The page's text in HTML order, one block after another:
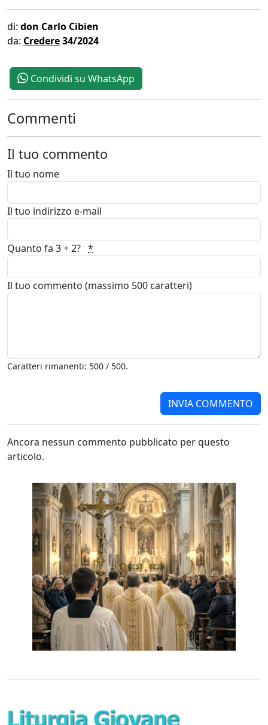
di: don Carlo Cibien
da: Credere34/2024
Condividi su WhatsApp
Commenti
Il tuo commento
Il tuo nome
Il tuo indirizzo e-mail
Quanto fa 3 + 2? *
Il tuo commento (massimo 500 caratteri)
Caratteri rimanenti: 500 / 500.
Ancora nessun commento pubblicato per questo
articolo.